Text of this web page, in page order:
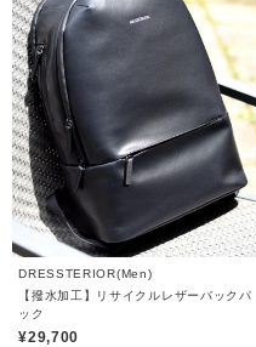
DRESSTERIOR(Men)
【撥水加工】リサイクルレザーバックパ
ック
¥29,700